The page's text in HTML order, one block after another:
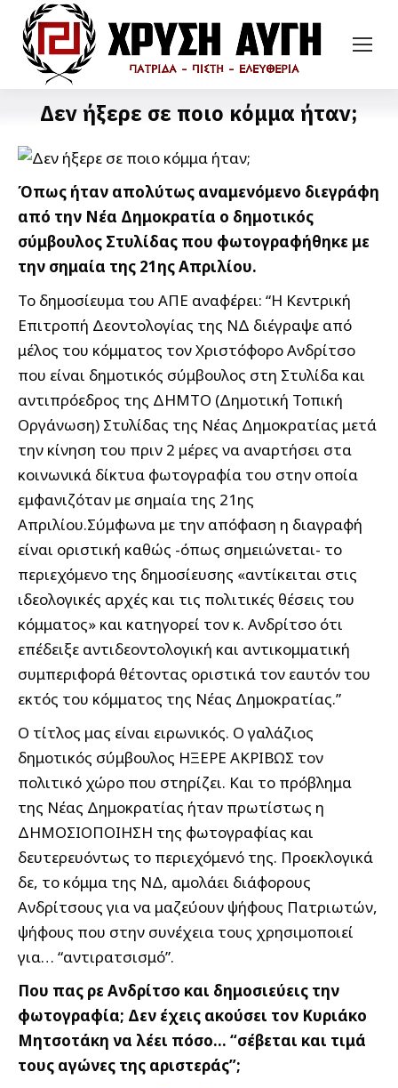
Δεν ήξερε σε ποιο κόμμα ήταν;
Όπως ήταν απολύτως αναμενόμενο διεγράφη
από την Νέα Δημοκρατία ο δημοτικός
σύμβουλος Στυλίδας που φωτογραφήθηκε με
την σημαία της 21ης Απριλίου.
Το δημοσίευμα του ΑΠΕ αναφέρει: “Η Κεντρική
Επιτροπή Δεοντολογίας της ΝΔ διέγραψε από
μέλος του κόμματος τον Χριστόφορο Ανδρίτσο
που είναι δημοτικός σύμβουλος στη Στυλίδα και
αντιπρόεδρος της ΔΗΜΤΟ (Δημοτική Τοπική
Οργάνωση) Στυλίδας της Νέας Δημοκρατίας μετά
την κίνηση του πριν 2 μέρες να αναρτήσει στα
κοινωνικά δίκτυα φωτογραφία του στην οποία
εμφανιζόταν με σημαία της 21ης
Απριλίου.Σύμφωνα με την απόφαση η διαγραφή
είναι οριστική καθώς -όπως σημειώνεται- το
περιεχόμενο της δημοσίευσης «αντίκειται στις
ιδεολογικές αρχές και τις πολιτικές θέσεις του
κόμματος» και κατηγορεί τον κ. Ανδρίτσο ότι
επέδειξε αντιδεοντολογική και αντικομματική
συμπεριφορά θέτοντας οριστικά τον εαυτόν του
εκτός του κόμματος της Νέας Δημοκρατίας.”
O τίτλος μας είναι ειρωνικός. Ο γαλάζιος
δημοτικός σύμβουλος ΗΞΕΡΕ ΑΚΡΙΒΩΣ τον
πολιτικό χώρο που στηρίζει. Και το πρόβλημα
της Νέας Δημοκρατίας ήταν πρωτίστως η
ΔΗΜΟΣΙΟΠΟΙΗΣΗ της φωτογραφίας και
δευτερευόντως το περιεχόμενό της. Προεκλογικά
δε, το κόμμα της ΝΔ, αμολάει διάφορους
Ανδρίτσους για να μαζεύουν ψήφους Πατριωτών,
ψήφους που στην συνέχεια τους χρησιμοποιεί
για… “αντιρατσισμό”.
Που πας ρε Ανδρίτσο και δημοσιεύεις την
φωτογραφία; Δεν έχεις ακούσει τον Κυριάκο
Μητσοτάκη να λέει πόσο… “σέβεται και τιμά
τους αγώνες της αριστεράς”;